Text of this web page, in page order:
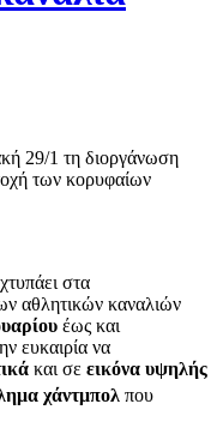
29/1 τη διοργάνωση
των κορυφαίων
χτυπάει στα
αθλητικών καναλιών
έως και
ευκαιρία να
και σε εικόνα υψηλής
χάντμπολ που